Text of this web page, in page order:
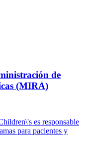
de
(MIRA)
es responsable
para pacientes y